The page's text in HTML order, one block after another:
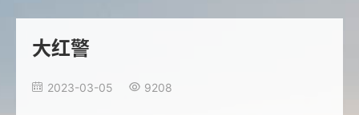
大红警
 2023-03-05  9208